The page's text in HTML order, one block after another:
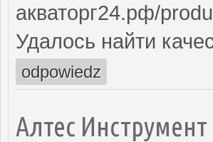
акваторг24.рф/
Удалось найти
odpowiedz
Алтес Инструмент